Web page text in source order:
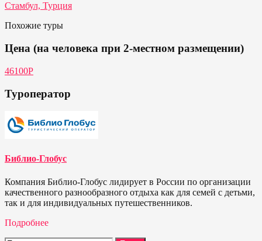
Стамбул, Турция
Похожие туры
Цена (на человека при 2-местном размещении)
46100P
Туроператор
Библио-Глобус
Компания Библио-Глобус лидирует в России по организации
качественного разнообразного отдыха как для семей с детьми,
так и для индивидуальных путешественников.
Подробнее